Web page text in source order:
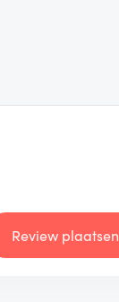
Review plaatsen